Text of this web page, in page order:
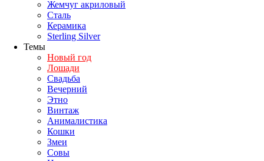
Жемчуг акриловый
Сталь
Керамика
Sterling Silver
Темы
Новый год
Лошади
Свадьба
Вечерний
Этно
Винтаж
Анималистика
Кошки
Змеи
Совы